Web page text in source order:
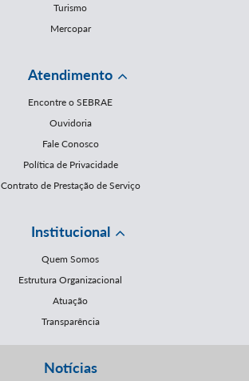
Turismo
Mercopar
Atendimento
Encontre o SEBRAE
Ouvidoria
Fale Conosco
Política de Privacidade
Contrato de Prestação de Serviço
Institucional
Quem Somos
Estrutura Organizacional
Atuação
Transparência
Notícias